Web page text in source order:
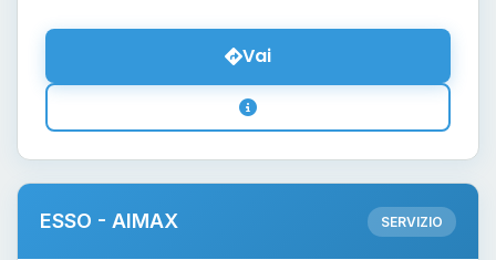
Vai
ESSO - AIMAX SERVIZIO